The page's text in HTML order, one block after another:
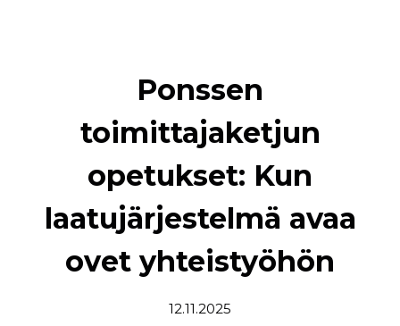
Ponssen
toimittajaketjun
opetukset: Kun
laatujärjestelmä avaa
ovet yhteistyöhön
12.11.2025